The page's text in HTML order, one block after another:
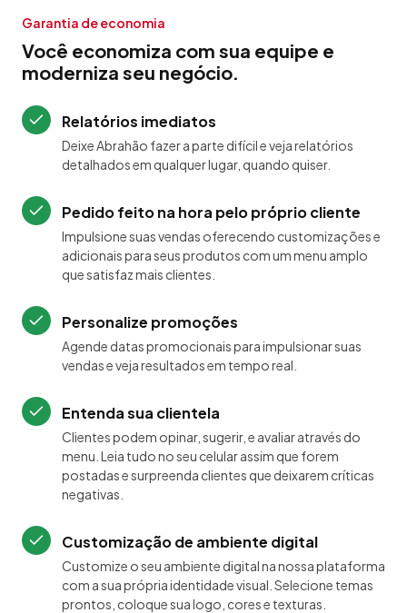
Garantia de economia
Você economiza com sua equipe e
moderniza seu negócio.
Relatórios imediatos
Deixe Abrahão fazer a parte difícil e veja relatórios
detalhados em qualquer lugar, quando quiser.
Pedido feito na hora pelo próprio cliente
Impulsione suas vendas oferecendo customizações e
adicionais para seus produtos com um menu amplo
que satisfaz mais clientes.
Personalize promoções
Agende datas promocionais para impulsionar suas
vendas e veja resultados em tempo real.
Entenda sua clientela
Clientes podem opinar, sugerir, e avaliar através do
menu. Leia tudo no seu celular assim que forem
postadas e surpreenda clientes que deixarem críticas
negativas.
Customização de ambiente digital
Customize o seu ambiente digital na nossa plataforma
com a sua própria identidade visual. Selecione temas
prontos, coloque sua logo, cores e texturas.